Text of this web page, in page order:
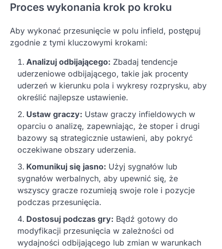
Proces wykonania krok po kroku
Aby wykonać przesunięcie w polu infield, postępuj
zgodnie z tymi kluczowymi krokami:
Analizuj odbijającego: Zbadaj tendencje
uderzeniowe odbijającego, takie jak procenty
uderzeń w kierunku pola i wykresy rozprysku, aby
określić najlepsze ustawienie.
Ustaw graczy: Ustaw graczy infieldowych w
oparciu o analizę, zapewniając, że stoper i drugi
bazowy są strategicznie ustawieni, aby pokryć
oczekiwane obszary uderzenia.
Komunikuj się jasno: Użyj sygnałów lub
sygnałów werbalnych, aby upewnić się, że
wszyscy gracze rozumieją swoje role i pozycje
podczas przesunięcia.
Dostosuj podczas gry: Bądź gotowy do
modyfikacji przesunięcia w zależności od
wydajności odbijającego lub zmian w warunkach